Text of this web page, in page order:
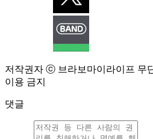
저작권자 ⓒ 브라보마이라이프 무
이용 금지
댓글